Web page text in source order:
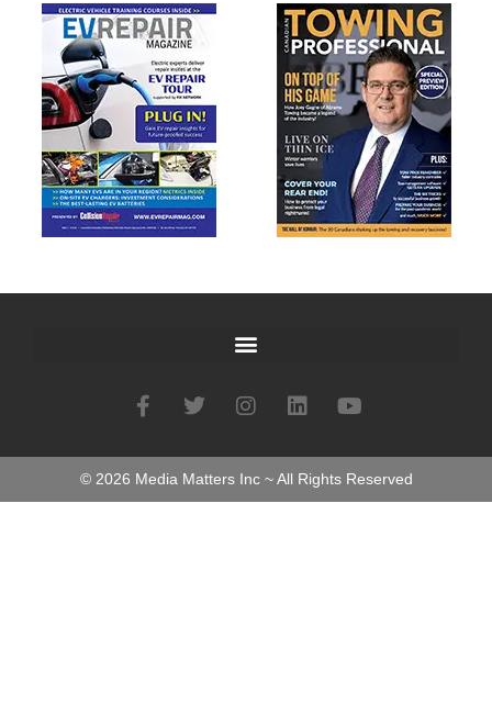
© 2026 Media Matters Inc ~ All Rights Reserved